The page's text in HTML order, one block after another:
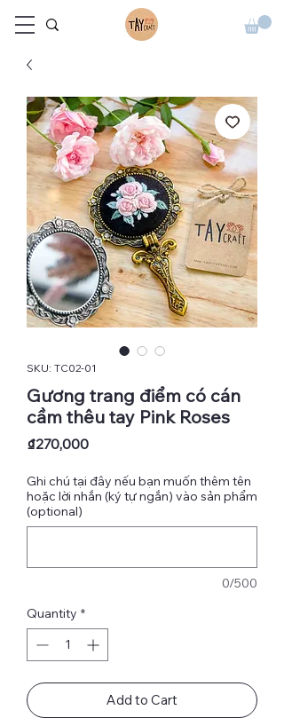
SKU: TC02-01
Gương trang điểm có cán
cầm thêu tay Pink Roses
₫270,000Price
Ghi chú tại đây nếu bạn muốn thêm tên
hoặc lời nhắn (ký tự ngắn) vào sản phẩm
(optional)
0/500
Quantity *
Add to Cart